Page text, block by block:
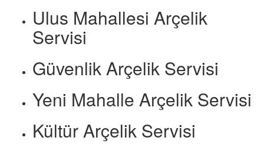
Ulus Mahallesi Arçelik
Servisi
Güvenlik Arçelik Servisi
Yeni Mahalle Arçelik Servisi
Kültür Arçelik Servisi